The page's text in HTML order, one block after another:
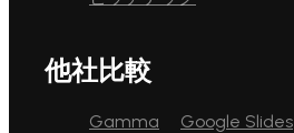
他社比較
Gamma
Google Slides